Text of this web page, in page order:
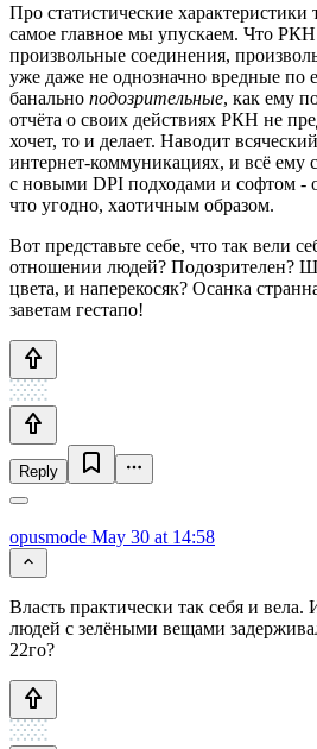
Про статистические
самое главное мы упускаем. Что РКН
произвольные соединения,
уже даже не однозначно вредные по
банально подозрительные, как ему
отчёта о своих действиях РКН не
хочет, то и делает. Наводит
интернет-коммуникациях, и всё ему
с новыми DPI подходами и софтом -
что угодно, хаотичным образом.
Вот представьте себе, что так вели
отношении людей? Подозрителен?
цвета, и наперекосяк? Осанка
заветам гестапо!
Reply
opusmode May 30 at 14:58
Власть практически так себя и
людей с зелёными вещами
22го?